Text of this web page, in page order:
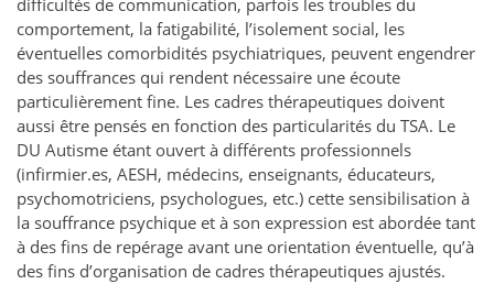
difficultés de communication, parfois les troubles du
comportement, la fatigabilité, l’isolement social, les
éventuelles comorbidités psychiatriques, peuvent engendrer
des souffrances qui rendent nécessaire une écoute
particulièrement fine. Les cadres thérapeutiques doivent
aussi être pensés en fonction des particularités du TSA. Le
DU Autisme étant ouvert à différents professionnels
(infirmier.es, AESH, médecins, enseignants, éducateurs,
psychomotriciens, psychologues, etc.) cette sensibilisation à
la souffrance psychique et à son expression est abordée tant
à des fins de repérage avant une orientation éventuelle, qu’à
des fins d’organisation de cadres thérapeutiques ajustés.